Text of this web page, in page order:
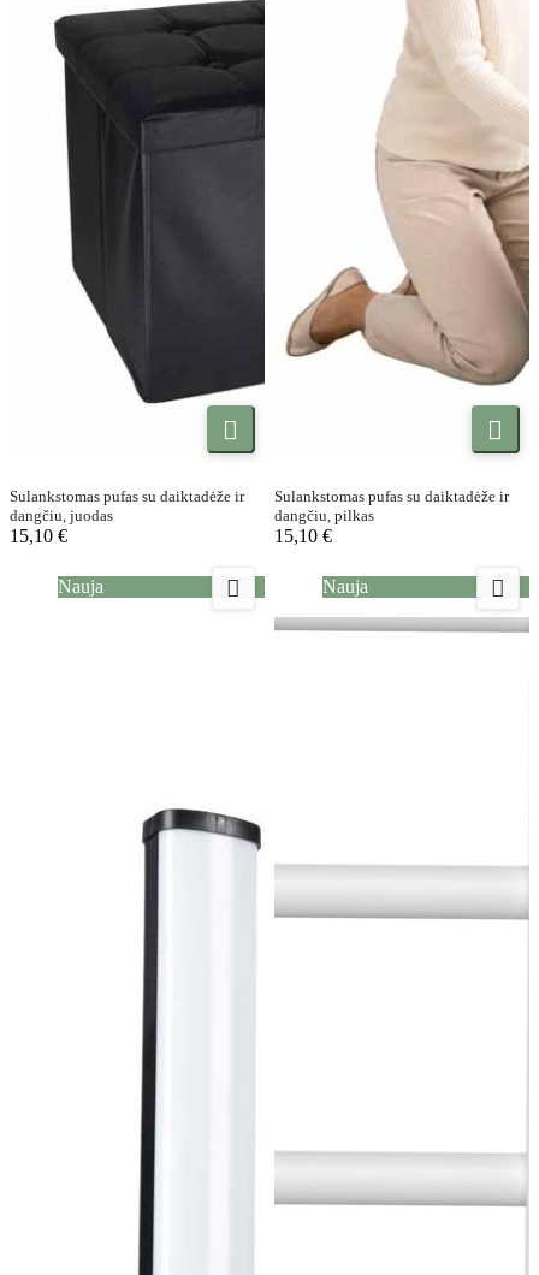

Sulankstomas pufas su daiktadėže ir
dangčiu, juodas
15,10 €

Sulankstomas pufas su daiktadėže ir
dangčiu, pilkas
15,10 €
Nauja  Nauja 